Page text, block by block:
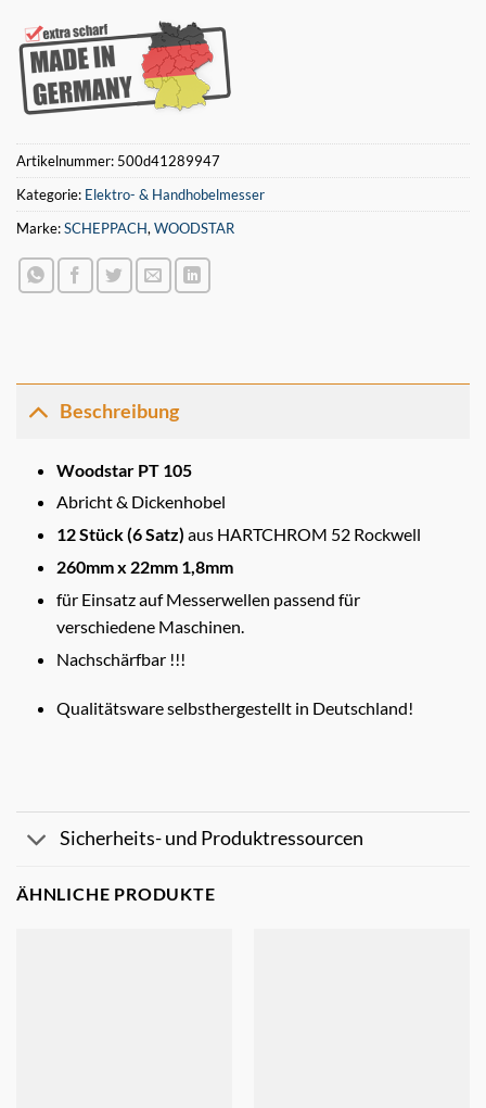
Artikelnummer: 500d41289947
Kategorie: Elektro- & Handhobelmesser
Marke:SCHEPPACH, WOODSTAR
Beschreibung
Woodstar PT 105
Abricht & Dickenhobel
12 Stück (6 Satz) aus HARTCHROM 52 Rockwell
260mm x 22mm 1,8mm
für Einsatz auf Messerwellen passend für
verschiedene Maschinen.
Nachschärfbar !!!
Qualitätsware selbsthergestellt in Deutschland!
Sicherheits- und Produktressourcen
ÄHNLICHE PRODUKTE